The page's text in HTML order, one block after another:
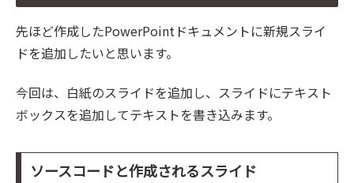
先ほど作成したPowerPointドキュメントに新規スライ
ドを追加したいと思います。
今回は、白紙のスライドを追加し、スライドにテキスト
ボックスを追加してテキストを書き込みます。
ソースコードと作成されるスライド